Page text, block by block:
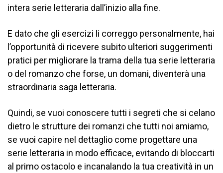
intera serie letteraria dall’inizio alla fine.
E dato che gli esercizi li correggo personalmente, hai
l’opportunità di ricevere subito ulteriori suggerimenti
pratici per migliorare la trama della tua serie letteraria
o del romanzo che forse, un domani, diventerà una
straordinaria saga letteraria.
Quindi, se vuoi conoscere tutti i segreti che si celano
dietro le strutture dei romanzi che tutti noi amiamo,
se vuoi capire nel dettaglio come progettare una
serie letteraria in modo efficace, evitando di bloccarti
al primo ostacolo e incanalando la tua creatività in un